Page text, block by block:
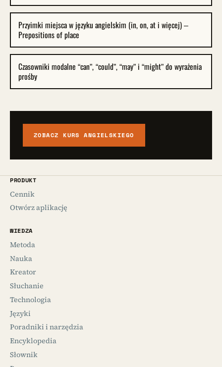
Przyimki miejsca w języku angielskim (in, on, at i więcej) –
Prepositions of place
Czasowniki modalne “can”, “could”, “may” i “might” do wyrażenia
prośby
ZOBACZ KURS ANGIELSKIEGO
PRODUKT
Cennik
Otwórz aplikację
WIEDZA
Metoda
Nauka
Kreator
Słuchanie
Technologia
Języki
Poradniki i narzędzia
Encyklopedia
Słownik